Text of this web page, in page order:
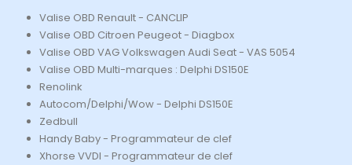
Valise OBD Renault - CANCLIP
Valise OBD Citroen Peugeot - Diagbox
Valise OBD VAG Volkswagen Audi Seat - VAS 5054
Valise OBD Multi-marques : Delphi DS150E
Renolink
Autocom/Delphi/Wow - Delphi DS150E
Zedbull
Handy Baby - Programmateur de clef
Xhorse VVDI - Programmateur de clef